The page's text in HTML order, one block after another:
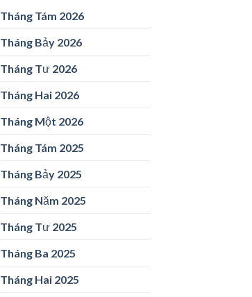
Tháng Tám 2026
Tháng Bảy 2026
Tháng Tư 2026
Tháng Hai 2026
Tháng Một 2026
Tháng Tám 2025
Tháng Bảy 2025
Tháng Năm 2025
Tháng Tư 2025
Tháng Ba 2025
Tháng Hai 2025